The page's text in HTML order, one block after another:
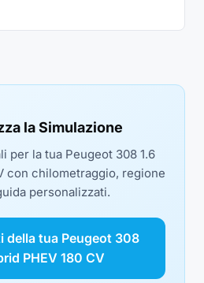
la Simulazione
per la tua Peugeot 308 1.6
con chilometraggio, regione
personalizzati.
della tua Peugeot 308
PHEV 180 CV